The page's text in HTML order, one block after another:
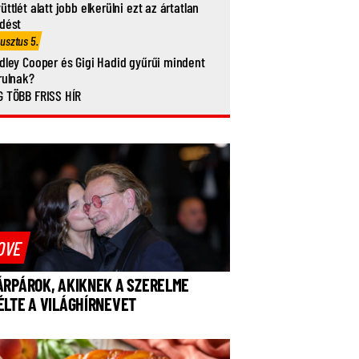
alatt jobb elkerülni ezt az ártatlan
5.
Cooper és Gigi Hadid gyűrűi mindent
TÖBB FRISS HÍR
AKIKNEK A SZERELME
A VILÁGHÍRNEVET